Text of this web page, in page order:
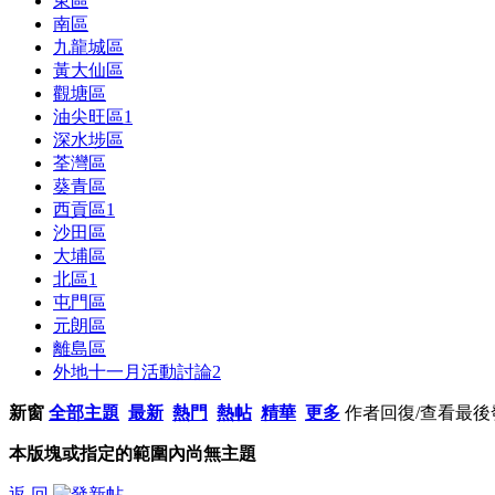
南區
九龍城區
黃大仙區
觀塘區
油尖旺區1
深水埗區
荃灣區
葵青區
西貢區1
沙田區
大埔區
北區1
屯門區
元朗區
離島區
外地十一月活動討論2
新窗 全部主題 最新 熱門 熱帖 精華 更多 作者回復/查看最後
本版塊或指定的範圍內尚無主題